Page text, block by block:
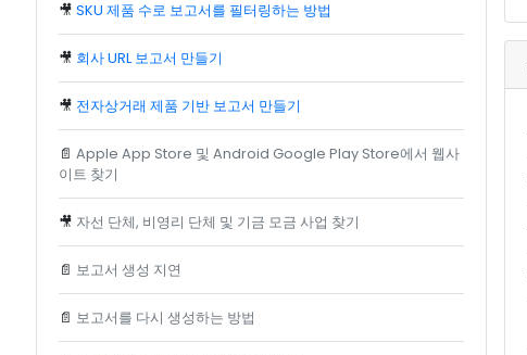
🎥 SKU 제품 수로 보고서를 필터링하는 방법
🎥 회사 URL 보고서 만들기
🎥 전자상거래 제품 기반 보고서 만들기
📄 Apple App Store 및 Android Google Play Store에서 웹사
이트 찾기
🎥 자선 단체, 비영리 단체 및 기금 모금 사업 찾기
📄 보고서 생성 지연
📄 보고서를 다시 생성하는 방법